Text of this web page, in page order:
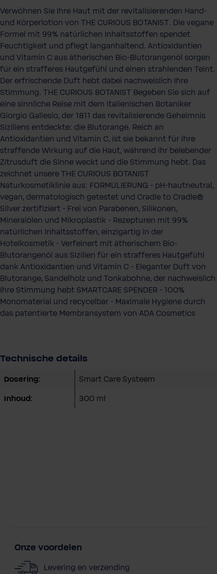
Verwöhnen Sie Ihre Haut mit der revitalisierenden Hand-
und Körperlotion von THE CURIOUS BOTANIST. Die vegane
Formel mit 99% natürlichen Inhaltsstoffen spendet
Feuchtigkeit und pflegt langanhaltend. Antioxidantien
und Vitamin C aus ätherischen Bio-Blutorangenöl sorgen
für ein strafferes Hautgefühl und einen strahlenden Teint.
Der erfrischende Duft hebt dabei nachweislich Ihre
Stimmung. THE CURIOUS BOTANIST Begeben Sie sich auf
eine sinnliche Reise mit dem italienischen Botaniker
Giorgio Gallesio, der 1811 das revitalisierende Geheimnis
Siziliens entdeckte: die Blutorange. Reich an
Antioxidantien und Vitamin C, ist sie bekannt für ihre
straffende Wirkung auf die Haut, während ihr belebender
Zitrusduft die Sinne weckt und die Stimmung hebt. Das
zeichnet unsere THE CURIOUS BOTANIST
Naturkosmetiklinie aus: FORMULIERUNG - pH-hautneutral,
vegan, dermatologisch getestet und Cradle to Cradle®
Silver zertifiziert - Frei von Parabenen, Silikonen,
Mineralölen und Mikroplastik - Rezepturen mit 99%
natürlichen Inhaltsstoffen, einzigartig in der
Hotelkosmetik - Verfeinert mit ätherischem Bio-
Blutorangenöl aus Sizilien für ein strafferes Hautgefühl
dank Antioxidantien und Vitamin C - Eleganter Duft von
Blutorange, Sandelholz und Tonkabohne, der nachweislich
Ihre Stimmung hebt SMARTCARE SPENDER - 100%
Monomaterial und recycelbar - Maximale Hygiene durch
das patentierte Membransystem von ADA Cosmetics
Technische details
Dosering: Smart Care Systeem
Inhoud: 300 ml
Onze voordelen
Levering en verzending